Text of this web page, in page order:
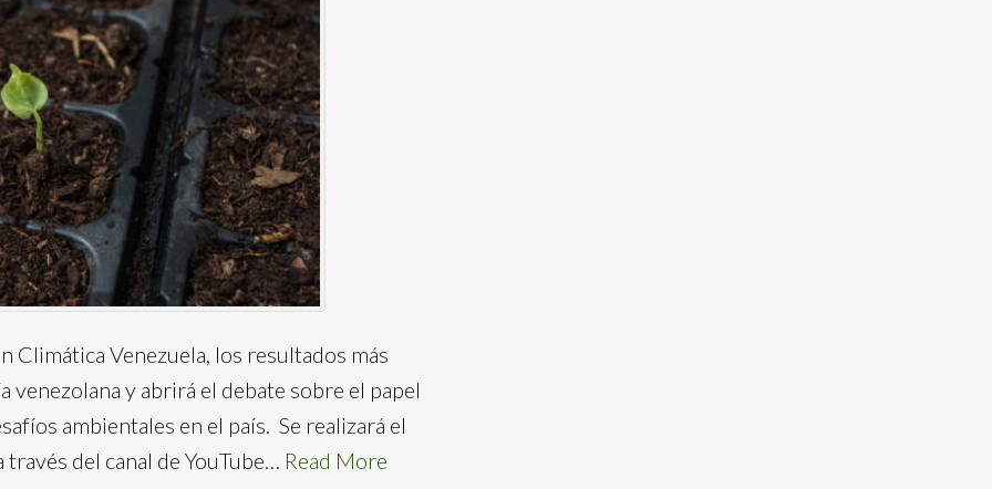
Climática Venezuela, los resultados más
y abrirá el debate sobre el papel
ambientales en el país. Se realizará el
del canal de YouTube… Read More